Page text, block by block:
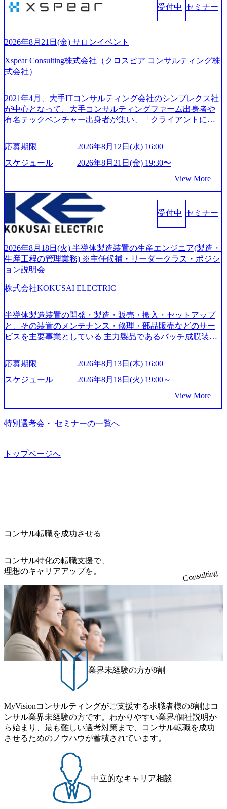
としたサービスを提供している。 ​- - 2018年から6年連続で
ティングファームやSIer、事業会社出身者など、多様な経歴
の社員が活躍している。 年間休日120日以上、完全週休2日
制、有給休暇初年度10日（消化率46.3%）、特別休暇5日な
ど、充実した休暇制度を整備している。 ​ 月平均残業時間は
リフレッシュ休暇など、社員同士の交流や健康をサポート
する取り組みが充実している。 2026年8月13日(木) 19:00～2
0:30予定 2026年8月7日(金) 16:00 コンサル業界の動向や業務
界セミナーを実施しています。 ●前回開催時のアンケート
ージのぼんやりしていた部分が明確になりました」「業界
の全体感や実際に働いていらっしゃる方の体感的なお話を
る、失敗を恐れずにふみだす、執着心をもって没頭する O
WNERSHIP当事者であろう みずから決めてみずから動く、
だわろう 今すぐ決める、すばやく動く、まず成果物をだす
回す、結果が出るまでやり抜く 2026年8月14日(金) 19:00〜2
0:00 (60分) 2026年8月7日(金) 16:00 本説明会は、選考の前段
です。評価の場ではないため、キャリアを検討中の段階の
方にもご参加いただけます。 連休中の平日夜という日程の
ため、在職中の方も有給を取得することなく、現職への配
慮なくご参加いただけます。帰省先からのオンライン参加
旅行事業の内容とビジネスモデル/今後の構想・事業展開/入
社後のキャリアパス ・質疑応答(20分) オンライン (Google M
eet) ・営業・マーケティングなど、ビジネスサイドでのキャ
リアを検討されている方 ・転職を具体的に決めてはいない
が、情報収集を進めたい段階の方 ・東京・大阪での勤務を
希望される方
受付中 セミナー
2026年8月21日(金) サロンイベント
Xspear Consulting株式会社（クロスピア コンサルティング株
式会社）
2021年4月、大手ITコンサルティング会社のシンプレクス社
が中心となって、大手コンサルティングファーム出身者や
有名テックベンチャー出身者が集い、「クライアントにと
い」という想いの下で立ち上げた新鋭ファーム テクノロジ
ーがビジネスの成功に大きな影響力を持つDX時代におい
て、20年以上にわたってFintech業界を中心に最先端テクノ
つ、あらゆる業種・業界のクライアントの企業価値の最大
化を支援するために、戦略策定、組織改革、人材育成、業
務改善、実行支援などのコンサルティングサービスを一気
通貫で提供するのが特徴（いわゆる総合コンサルティング
ファーム） 社名の由来は”DXエリアにSpir（槍）を指して
ていく”という位置づけ 一昔前は金融が強い企業として認知
されていたが、現在金融の売上割合は全体の3割。現在はTo
C事業を始め、パブリック、製造業、通信、エンタメ、教
はあるが、社員の興味のある分野やスキルを活用したいな
着けたい方でも幅広に経験を積みたい方でも、キャリア形
成が柔軟に可能な環境である。 https://storage.googleapis.com/
our-vision-production.appspot.com/public/images/20240925204135
_93b1bff3-f71c-4bc9-8bd9-72a8a4826007_1200x554.webp https://
mages/20250502152751_46c65543-87ef-4e86-a85a-8649e1c532f9
_956x512.webp https://storage.googleapis.com/our-vision-producti
on.appspot.com/public/images/20250502152804_ba6aaa1a-9ffc-4f
m/our-vision-production.appspot.com/public/images/202505021528
ング会社で、NRI、NTTDATAと同じく世界のFinTech Ranki
開発、運用保守と言った全工程を行う「一気通貫体制」が
特長 ビジネスへの深い理解を持つコンサルタントが集うXs
報 (https://www.xspear.co.jp/member/)一部抜粋 - 伊勢山 昇吾氏:
広いプロジェクトに従事 - 鈴木健仁氏：新卒でベイカレン
トに入社し最年少ディレクターを経てXspearに参画 - 梶田
威人氏：BCG出身。金融業界における戦略策定、DX戦略立
案、人事組織テーマに強みを持ち、メディア・エンタメ業
界においてはDX戦略立案、NFT等の新規事業立案を得意と
する。 - 藏満 一馬氏：アクセンチュア出身。金融業界を中
心に、DX戦略策定、新規事業立案、組織変革、規制対応等
の幅広いプロジェクトを主導する。 - 天野 善仁氏：19卒Pw
C出身。Xspear最年少シニアマネージャー 社員インタビュー
ページ (https://www.xspear.co.jp/career/interviews/) 戦略だけの
コンサルは終わり──コンサル業界の風雲児に聞く。“これ
から”のコンサルの在り方 (https://www.businessinsider.jp/articl
e/20250205-simplex-xspear/) Xspear Consultingがえるぼし認定
を取得 (https://www.agara.co.jp/article/382811) シンプレクスと
Xspear Consultingが、東京都港区の行政手続き100%デジタル
化を支援 (https://www.afpbb.com/articles/-/3520247) 【未経験
者】 ・年収UPでのオファー ・ワンプールで様々なインダ
流工程、先端技術を学べる環境 【コンサルファーム経験
者】 ・専門領域に軸足を置きながら、他領域にもチャレン
ジできる環境 ・タイトルアップでのオファー ・現職ファー
ムより高いオファー年収 ・実力主義でプロモーションでき
る（ダブルスキップもあり） ・週に1度のアサインｍｔｇで
応募期限
2026年8月12日(水) 16:00
スケジュール
2026年8月21日(金) 19:30〜
View More
受付中 セミナー
2026年8月18日(火) 半導体製造装置の生産エンジニア(製造・
生産工程の管理業務) ※主任候補・リーダークラス・ポジシ
ョン説明会
株式会社KOKUSAI ELECTRIC
半導体製造装置の開発・製造・販売・搬入・セットアップ
と、その装置のメンテナンス・修理・部品販売などのサー
ビスを主要事業としている 主力製品であるバッチ成膜装置
世界トップクラスのシェアを有している 技術と対話を通じ
て未来を創造し、社会課題の解決に貢献することを目指し
ている Mission:私たちの技術/私たちの対話 Vision:夢を未来
話 IoT社会の浸透、AIの加速等により半導体需要は世界中で
急伸長しており、それに伴い半導体製造装置の需要も伸長
中 https://storage.googleapis.com/our-vision-production.appspot.co
on-production.appspot.com/public/images/20260224131052_2abe7
cb8-329e-4a45-a8f5-73d9728b2cd7_1200x486.webp https://storag
アドバイザーによる自身のキャリア構築をめざす「キャリ
スタイム制度を実施しており、月単位の決められた労働時
間の範囲内で、出社・退社の時刻を社員の自己裁量に委
ね、ワークライフバランスを図りながら効率的に働くこと
ができる 【休日】 土日祝休みの完全週休2日制 2025年度の
年間休日は125日（GW8日、夏季9日、年末年始9日） 有給
休暇は年間24日（4月1日入社の場合）で、入社日に付与さ
れます。 年次有給休暇の残日数は、翌年度に繰り越すこと
ができます。 慶弔休暇は、事由により取得可能日数は異な
りますが、3～7日の連続休暇を取得できます。 リフレッシ
ュ休暇は、規程で定める勤続年数ごとに、連続5日のリフレ
ッシュ休暇を取得できます。 【育児や子の看護、介護など
の制度】 育児休暇： 対象：小学校1年修了時の3月31日まで
の子を育てるすべての従業員※期間：通算3年間 短時間勤
日2時間15分まで、始業・終業時刻の繰り上げ・繰り下げが
可能 子の看護休暇： 子1人につき5日まで取得でき、1時間
単位で取得することも可能 家族看護休暇： 5日まで取得で
き、1時間単位で取得することも可能 【独身寮、住宅手当制
度など】 独身寮：富山事業所の近くに、白風寮と青風寮の2
つの寮があり、以下の入居基準を満たす方が入居可能で
す。 ＜入居基準＞ ・満33歳までの独身者 ・自宅から勤務地
までの通勤総時間が2時間を超えること 住宅手当： 本社の
近くには独身寮や社宅等が無いため、条件を満たす方には
住宅手当を支給します。 また、独身寮は男性のみの入居と
応募期限
2026年8月13日(木) 16:00
スケジュール
2026年8月18日(火) 19:00～
View More
特別選考会・ セミナーの一覧へ
トップページへ
コンサル転職を成功させる
コンサル特化の転職支援で、
理想のキャリアアップを。
Consulting
業界未経験の方が8割
MyVisionコンサルティングがご支援する求職者様の8割はコ
ンサル業界未経験の方です。わかりやすい業界/個社説明か
ら始まり、最も難しい選考対策まで、コンサル転職を成功
させるためのノウハウが蓄積されています。
中立的なキャリア相談